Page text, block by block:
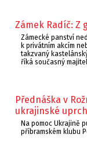
Zámek Radíč: Z
Zámecké panství
k privátním akcím
takzvaný
říká současný
Přednáška v
ukrajinské
Na pomoc Ukrajině
příbramském klubu